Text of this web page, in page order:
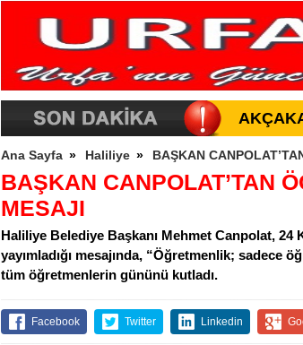
Ana Sayfa » Haliliye » BAŞKAN
BAŞKAN CANPOLAT’TAN
MESAJI
Haliliye Belediye Başkanı Mehmet Canpolat, 24
yayımladığı mesajında, “Öğretmenlik; sadece
tüm öğretmenlerin gününü kutladı.
Facebook Twitter Linkedin